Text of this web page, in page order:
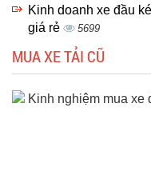
Kinh doanh xe đầu
giá rẻ
5699
MUA XE TẢI CŨ